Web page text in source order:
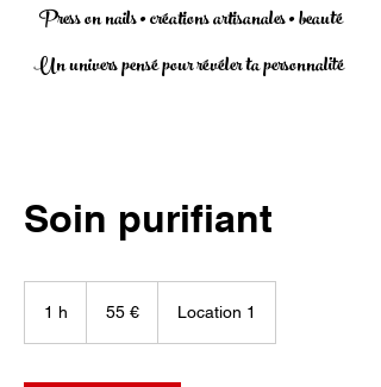
Press on nails • créations artisanales • beauté
Un univers pensé pour révéler ta personnalité
Soin purifiant
1 h 55 € Location 1